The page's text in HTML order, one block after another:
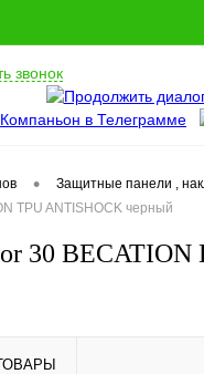
звонок
•
Защитные панели ,
TPU ANTISHOCK черный
30